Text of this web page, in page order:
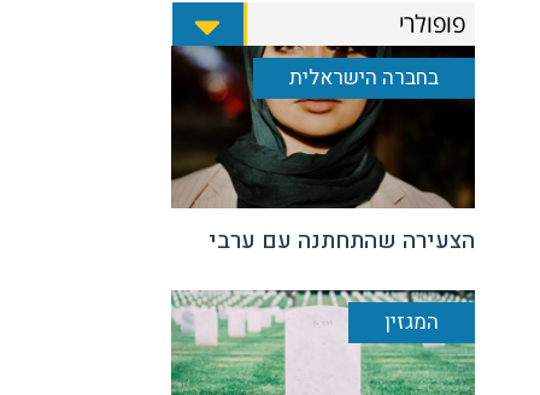
פופולרי
בחברה הישראלית
הצעירה שהתחתנה עם ערבי
המגזין